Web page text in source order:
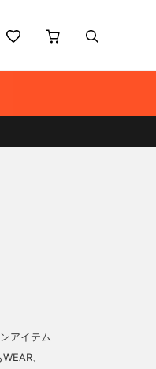
アイテム
、